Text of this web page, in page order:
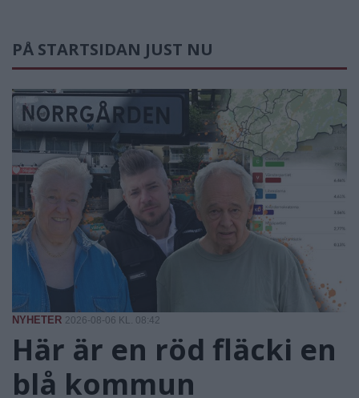
PÅ STARTSIDAN JUST NU
NYHETER 2026-08-06 KL. 08:42
Här är en röd fläcki en
blå kommun